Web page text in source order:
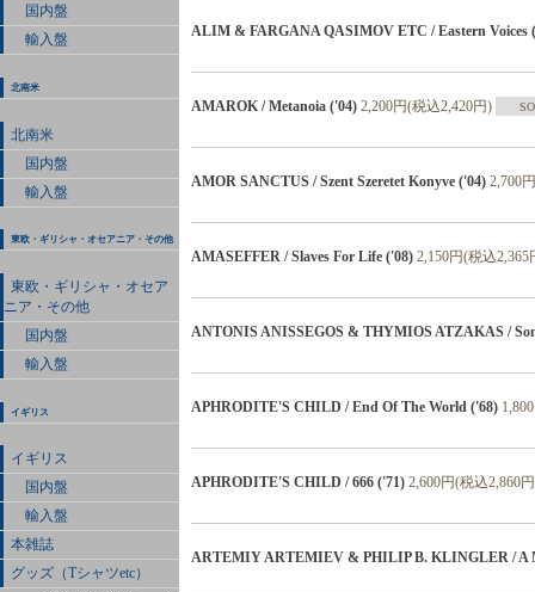
国内盤
輸入盤
北南米
北南米
国内盤
輸入盤
東欧・ギリシャ・オセアニア・その他
東欧・ギリシャ・オセア
ニア・その他
国内盤
輸入盤
イギリス
イギリス
国内盤
輸入盤
本雑誌
グッズ（Tシャツetc）
ALIM & FARGANA QASIMOV ETC / Eastern Voices
AMAROK / Metanoia ('04) 2,200円(税込2,420円)
AMOR SANCTUS / Szent Szeretet Konyve ('04) 2,700
AMASEFFER / Slaves For Life ('08) 2,150円(税込2,365
ANTONIS ANISSEGOS & THYMIOS ATZAKAS /
APHRODITE'S CHILD / End Of The World ('68)
APHRODITE'S CHILD / 666 ('71) 2,600円(税込2,860
ARTEMIY ARTEMIEV & PHILIP B. KLINGLER / A